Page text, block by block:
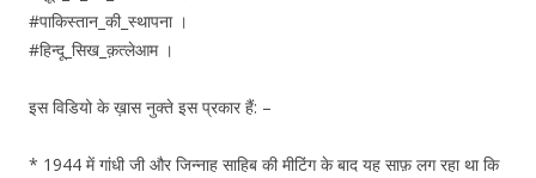
#पाकिस्तान_की_स्थापना ।
#हिन्दू_सिख_क़त्लेआम ।
इस विडियो के ख़ास नुक्ते इस प्रकार हैं: –
* 1944 में गांधी जी और जिन्नाह साहिब की मीटिंग के बाद यह साफ़ लग रहा था कि